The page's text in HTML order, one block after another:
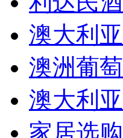
澳大利
澳洲葡
澳大利
家居选